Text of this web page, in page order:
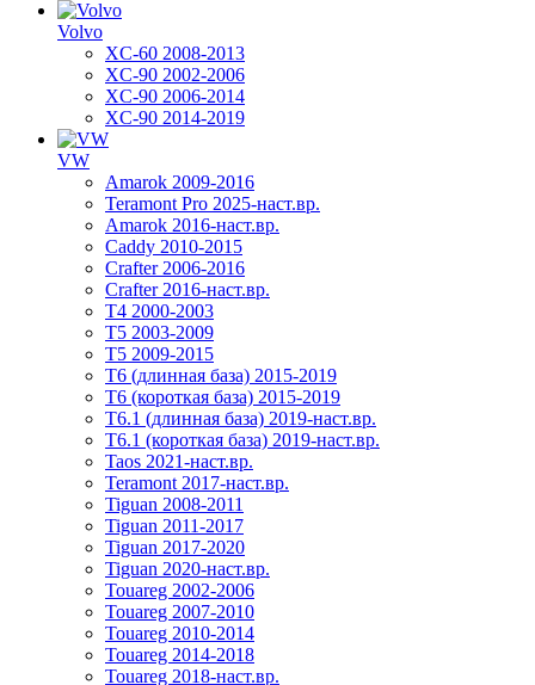
Volvo
XC-60 2008-2013
XC-90 2002-2006
XC-90 2006-2014
XC-90 2014-2019
VW
Amarok 2009-2016
Teramont Pro 2025-наст.вр.
Amarok 2016-наст.вр.
Caddy 2010-2015
Crafter 2006-2016
Crafter 2016-наст.вр.
T4 2000-2003
T5 2003-2009
T5 2009-2015
T6 (длинная база) 2015-2019
Т6 (короткая база) 2015-2019
T6.1 (длинная база) 2019-наст.вр.
T6.1 (короткая база) 2019-наст.вр.
Taos 2021-наст.вр.
Teramont 2017-наст.вр.
Tiguan 2008-2011
Tiguan 2011-2017
Tiguan 2017-2020
Tiguan 2020-наст.вр.
Touareg 2002-2006
Touareg 2007-2010
Touareg 2010-2014
Touareg 2014-2018
Touareg 2018-наст.вр.